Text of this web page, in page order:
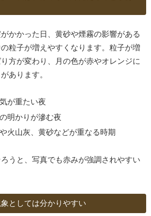
かかった日、黄砂や煙霧の影響がある
粒子が増えやすくなります。粒子が増
方が変わり、月の色が赤やオレンジに
あります。
が重たい夜
明かりが滲む夜
火山灰、黄砂などが重なる時期
うと、写真でも赤みが強調されやすい
としては分かりやすい